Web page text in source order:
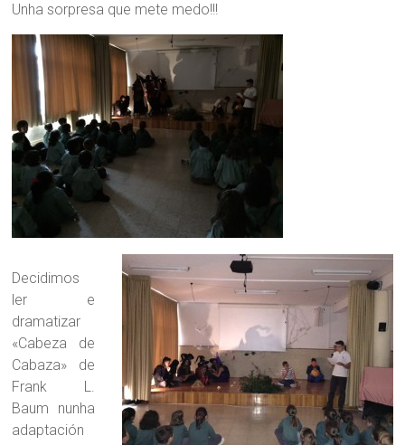
Unha sorpresa que mete medo!!!
Decidimos
ler e
dramatizar
«Cabeza de
Cabaza» de
Frank L.
Baum nunha
adaptación